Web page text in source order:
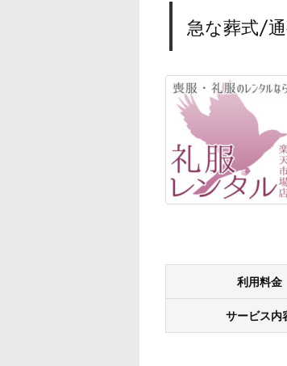
急な葬式/
利用料金
サービス内